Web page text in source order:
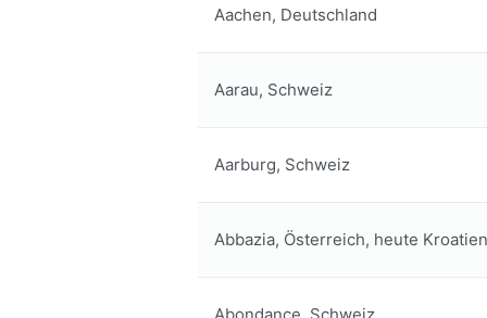
Aachen, Deutschland
Aarau, Schweiz
Aarburg, Schweiz
Abbazia, Österreich, heute Kroatien